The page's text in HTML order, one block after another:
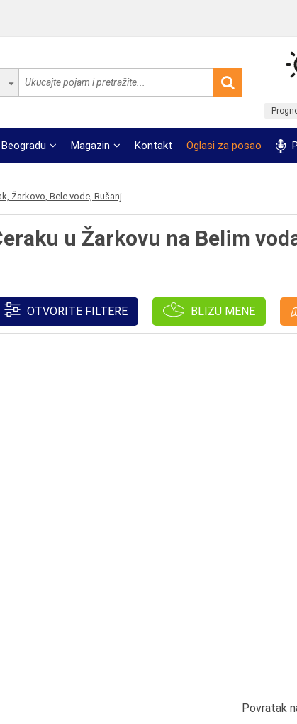
Magazin Kontakt Oglasi za posao
Žarkovo, Bele vode, Rušanj
u Žarkovu na Belim
OTVORITE FILTERE BLIZU MENE
Povratak